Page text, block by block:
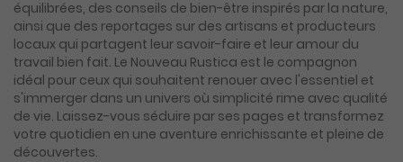
équilibrées, des conseils de bien-être inspirés par la nature,
ainsi que des reportages sur des artisans et producteurs
locaux qui partagent leur savoir-faire et leur amour du
travail bien fait. Le Nouveau Rustica est le compagnon
idéal pour ceux qui souhaitent renouer avec l'essentiel et
s'immerger dans un univers où simplicité rime avec qualité
de vie. Laissez-vous séduire par ses pages et transformez
votre quotidien en une aventure enrichissante et pleine de
découvertes.